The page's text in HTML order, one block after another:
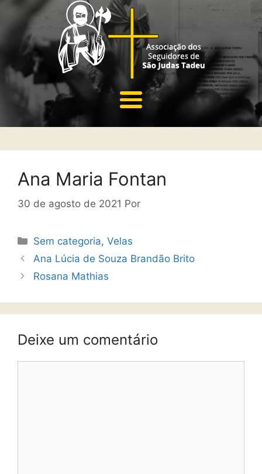
Ana Maria Fontan
30 de agosto de 2021 Por
Sem categoria,Velas
Ana Lúcia de Souza Brandão Brito
Rosana Mathias
Deixe um comentário